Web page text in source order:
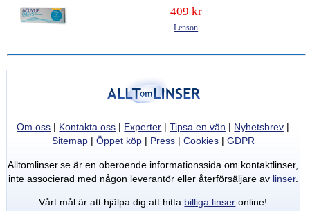
409 kr
Lenson
Om oss | Kontakta oss | Experter |Tipsa en vän | Nyhetsbrev |
Sitemap| Öppet köp| Press| Cookies| GDPR
Alltomlinser.se är en oberoende informationssida om kontaktlinser,
inte associerad med någon leverantör eller återförsäljare av linser.
Vårt mål är att hjälpa dig att hitta billiga linser online!